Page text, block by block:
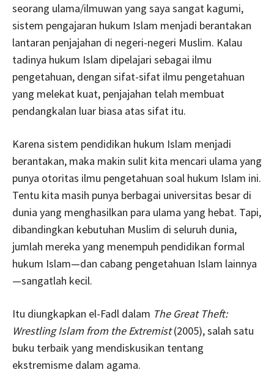
seorang ulama/ilmuwan yang saya sangat kagumi,
sistem pengajaran hukum Islam menjadi berantakan
lantaran penjajahan di negeri-negeri Muslim. Kalau
tadinya hukum Islam dipelajari sebagai ilmu
pengetahuan, dengan sifat-sifat ilmu pengetahuan
yang melekat kuat, penjajahan telah membuat
pendangkalan luar biasa atas sifat itu.
Karena sistem pendidikan hukum Islam menjadi
berantakan, maka makin sulit kita mencari ulama yang
punya otoritas ilmu pengetahuan soal hukum Islam ini.
Tentu kita masih punya berbagai universitas besar di
dunia yang menghasilkan para ulama yang hebat. Tapi,
dibandingkan kebutuhan Muslim di seluruh dunia,
jumlah mereka yang menempuh pendidikan formal
hukum Islam—dan cabang pengetahuan Islam lainnya
—sangatlah kecil.
Itu diungkapkan el-Fadl dalam The Great Theft:
Wrestling Islam from the Extremist(2005), salah satu
buku terbaik yang mendiskusikan tentang
ekstremisme dalam agama.